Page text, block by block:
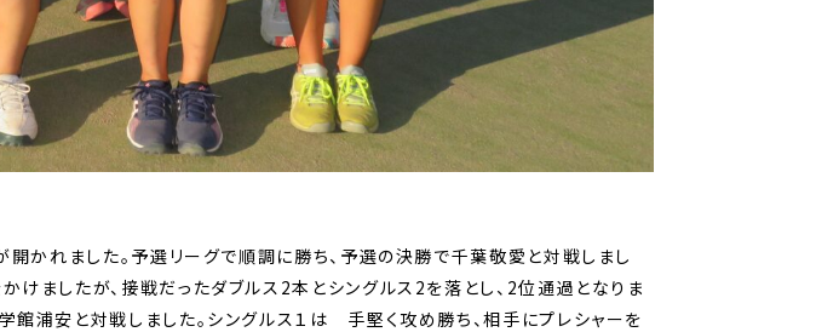
かれました。予選リーグで順調に勝ち、予選の決勝で千葉敬愛と対戦しまし
ましたが、接戦だったダブルス2本とシングルス2を落とし、2位通過となりま
館浦安と対戦しました。シングルス１は 手堅く攻め勝ち、相手にプレシャーを